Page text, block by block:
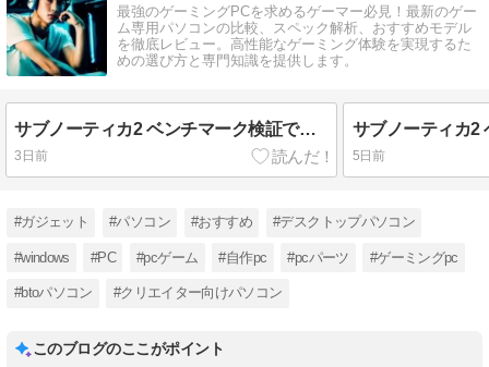
最強のゲーミングPCを求めるゲーマー必見！最新のゲー
ム専用パソコンの比較、スペック解析、おすすめモデル
を徹底レビュー。高性能なゲーミング体験を実現するた
めの選び方と専門知識を提供します。
サブノーティカ2 ベンチマーク検証で見えた本当の実力
3日前 5日前
#ガジェット #パソコン #おすすめ #デスクトップパソコン
#windows #PC #pcゲーム #自作pc #pcパーツ #ゲーミングpc
#btoパソコン #クリエイター向けパソコン
このブログのここがポイント